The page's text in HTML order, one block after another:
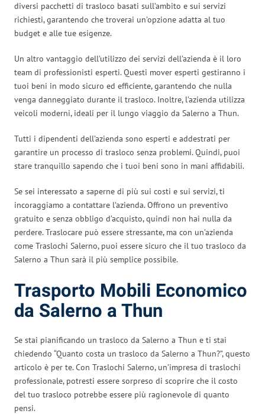
diversi pacchetti di trasloco basati sull’ambito e sui servizi
richiesti, garantendo che troverai un’opzione adatta al tuo
budget e alle tue esigenze.
Un altro vantaggio dell’utilizzo dei servizi dell’azienda è il loro
team di professionisti esperti. Questi mover esperti gestiranno i
tuoi beni in modo sicuro ed efficiente, garantendo che nulla
venga danneggiato durante il trasloco. Inoltre, l’azienda utilizza
veicoli moderni, ideali per il lungo viaggio da Salerno a Thun.
Tutti i dipendenti dell’azienda sono esperti e addestrati per
garantire un processo di trasloco senza problemi. Quindi, puoi
stare tranquillo sapendo che i tuoi beni sono in mani affidabili.
Se sei interessato a saperne di più sui costi e sui servizi, ti
incoraggiamo a contattare l’azienda. Offrono un preventivo
gratuito e senza obbligo d’acquisto, quindi non hai nulla da
perdere. Traslocare può essere stressante, ma con un’azienda
come Traslochi Salerno, puoi essere sicuro che il tuo trasloco da
Salerno a Thun sarà il più semplice possibile.
Trasporto Mobili Economico
da Salerno a Thun
Se stai pianificando un trasloco da Salerno a Thun e ti stai
chiedendo “Quanto costa un trasloco da Salerno a Thun?”, questo
articolo è per te. Con Traslochi Salerno, un’impresa di traslochi
professionale, potresti essere sorpreso di scoprire che il costo
del tuo trasloco potrebbe essere più ragionevole di quanto
pensi.